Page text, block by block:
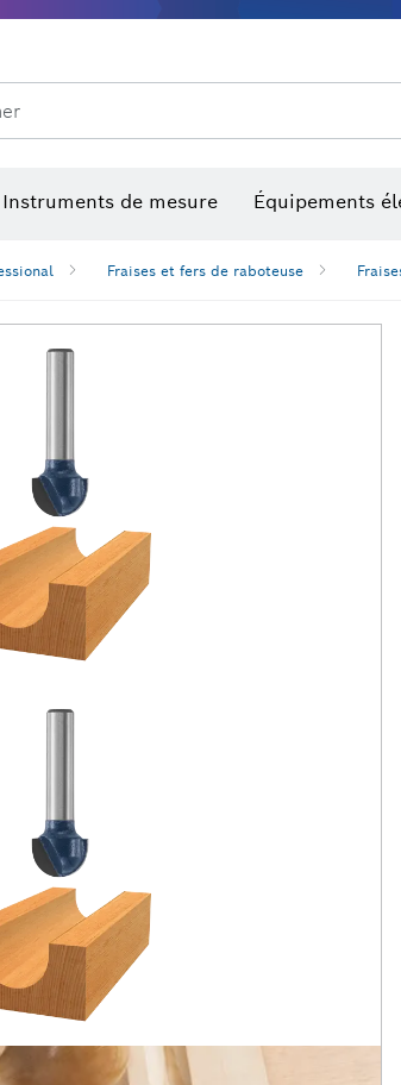
Instruments de mesure Équipements
Fraises et fers de raboteuse